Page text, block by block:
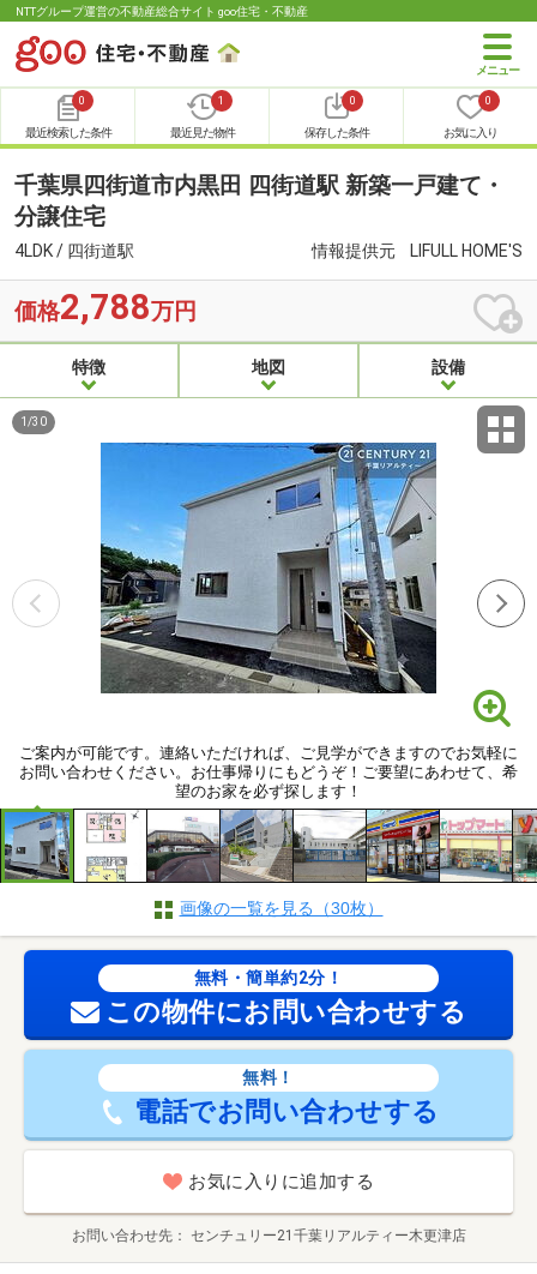
NTTグループ運営の不動産総合サイト goo住宅・不動産
0
最近検索した条件
1
最近見た物件
0
保存した条件
0
お気に入り
千葉県四街道市内黒田 四街道駅 新築一戸建て・
分譲住宅
4LDK / 四街道駅 情報提供元 LIFULL HOME'S
価格2,788万円
特徴 地図 設備
ご案内が可能です。連絡いただければ、ご見学ができますのでお気軽に
お問い合わせください。お仕事帰りにもどうぞ！ご要望にあわせて、希
望のお家を必ず探します！
1 /30
画像の一覧を見る（30枚）
無料・簡単約2分！
この物件にお問い合わせする
無料！
電話でお問い合わせする
お気に入りに追加する
お問い合わせ先 センチュリー21千葉リアルティー木更津店